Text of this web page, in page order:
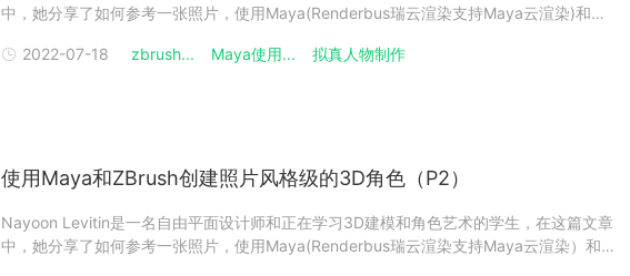
中，她分享了如何参考一张照片，使用Maya(Renderbus瑞云渲染支持Maya云渲染)和
第二部分：使用Maya和ZBrush创建照片风格级的3D角色（P2
2022-07-18 zbrush... Maya使用... 拟真人物制作
使用Maya和ZBrush创建照片风格级的3D角色（P2）
Nayoon Levitin是一名自由平面设计师和正在学习3D建模和角色艺术的学生，在这篇文章
中，她分享了如何参考一张照片，使用Maya(Renderbus瑞云渲染支持Maya云渲染）和